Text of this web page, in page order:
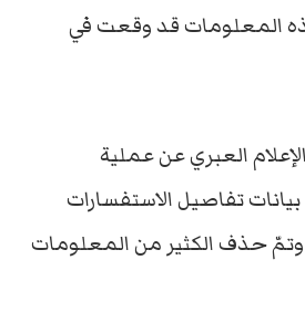
المعلومات قد وقعت في
العبري عن عملية
بيانات تفاصيل الاستفسارات
وتمّ حذف الكثير من المعلومات